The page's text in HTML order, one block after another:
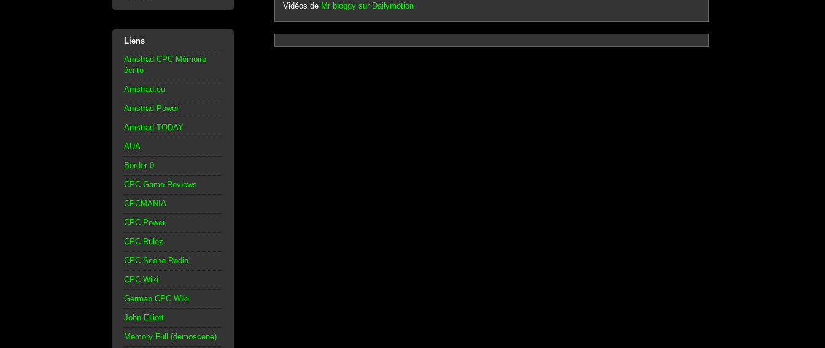
Liens
Amstrad CPC Mémoire
écrite
Amstrad.eu
Amstrad Power
Amstrad TODAY
AUA
Border 0
CPC Game Reviews
CPCMANIA
CPC Power
CPC Rulez
CPC Scene Radio
CPC Wiki
German CPC Wiki
John Elliott
Memory Full (demoscene)
Vidéos de Mr bloggy sur Dailymotion